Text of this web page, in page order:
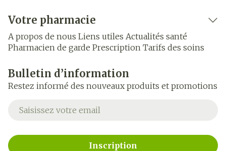
Votre pharmacie
A propos de nous Liens utiles Actualités santé
Pharmacien de garde Prescription Tarifs des soins
Bulletin d’information
Restez informé des nouveaux produits et promotions
Adresse mail
Inscription